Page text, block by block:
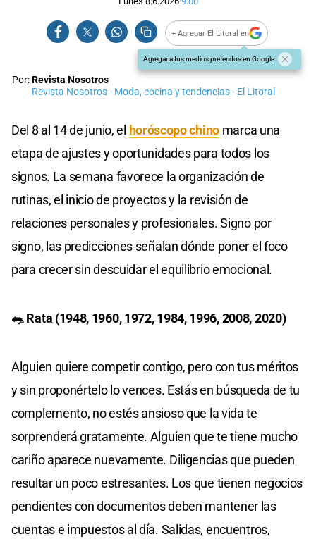
+ Agregar El Litoral en
Agregar a tus medios preferidos en Google
Por:Revista Nosotros
Revista Nosotros - Moda, cocina y tendencias - El Litoral
Del 8 al 14 de junio, el horóscopo chino marca una
etapa de ajustes y oportunidades para todos los
signos. La semana favorece la organización de
rutinas, el inicio de proyectos y la revisión de
relaciones personales y profesionales. Signo por
signo, las predicciones señalan dónde poner el foco
para crecer sin descuidar el equilibrio emocional.
🐀 Rata (1948, 1960, 1972, 1984, 1996, 2008, 2020)
Alguien quiere competir contigo, pero con tus méritos
y sin proponértelo lo vences. Estás en búsqueda de tu
complemento, no estés ansioso que la vida te
sorprenderá gratamente. Alguien que te tiene mucho
cariño aparece nuevamente. Diligencias que pueden
resultar un poco estresantes. Los que tienen negocios
pendientes con documentos deben mantener las
cuentas e impuestos al día. Salidas, encuentros,